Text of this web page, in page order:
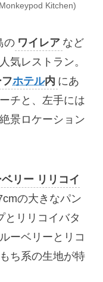
Kitchen)
の ワイレア など
気レストラン。
フホテル内 にあ
チと、左手には
景ロケーション
ベリー リリコイ
の大きなパン
とリリコイバタ
ーベリーとリコ
ち系の生地が特